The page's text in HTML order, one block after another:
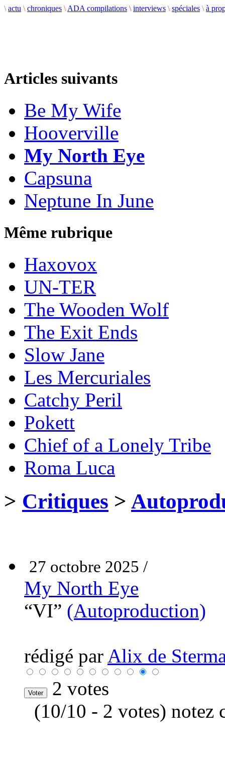
\ actu \ chroniques \ ADA compilations \ interviews \ spéciales \ à
Articles suivants
Be My Wife
Hooverville
My North Eye
Capsuna
Neptune In June
Même rubrique
Haxovox
UN-TER
The Wooden Wolf
The Exit Ends
Slow Jane
Les Mercuriales
Catchy Peril
Pokett
Chief of a Lonely Tribe
Roma Luca
> Critiques >
27 octobre 2025 /
My North Eye
“VI” (Autoproduction)
rédigé par Alix de
2 votes
(10/10 - 2 votes) notez